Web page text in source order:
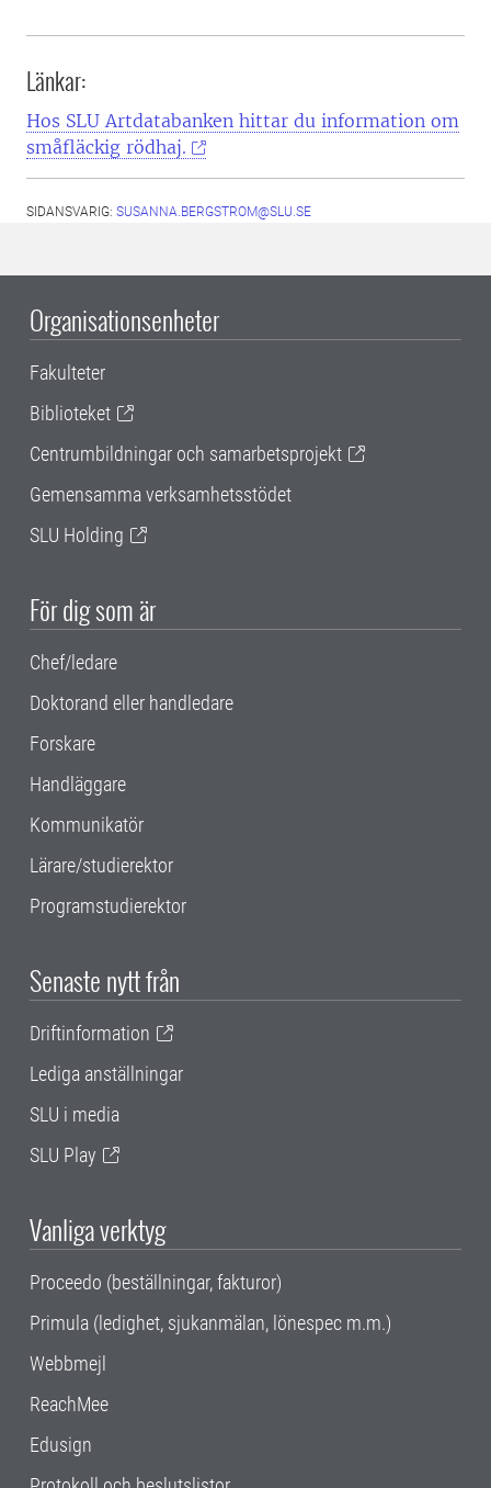
Länkar:
Hos SLU Artdatabanken hittar du information om
småfläckig rödhaj.
SIDANSVARIG: SUSANNA.BERGSTROM@SLU.SE
Organisationsenheter
Fakulteter
Biblioteket
Centrumbildningar och samarbetsprojekt
Gemensamma verksamhetsstödet
SLU Holding
För dig som är
Chef/ledare
Doktorand eller handledare
Forskare
Handläggare
Kommunikatör
Lärare/studierektor
Programstudierektor
Senaste nytt från
Driftinformation
Lediga anställningar
SLU i media
SLU Play
Vanliga verktyg
Proceedo (beställningar, fakturor)
Primula (ledighet, sjukanmälan, lönespec m.m.)
Webbmejl
ReachMee
Edusign